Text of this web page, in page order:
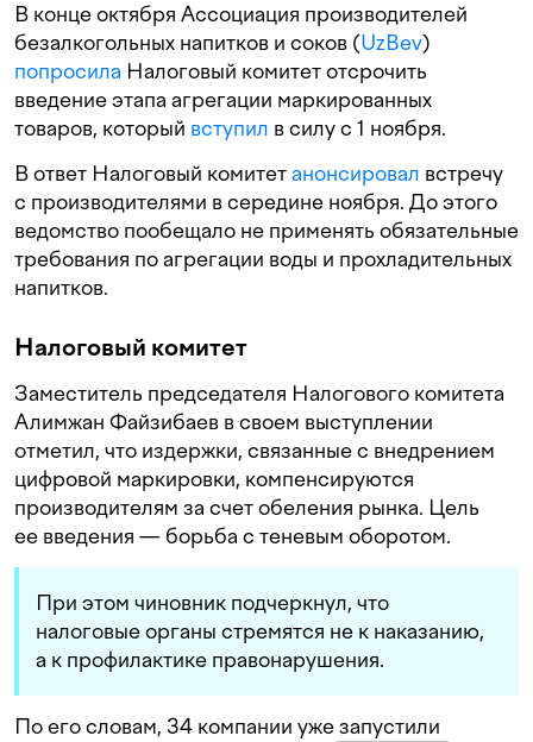
В конце октября Ассоциация производителей
безалкогольных напитков и соков (UzBev)
попросила Налоговый комитет отсрочить
введение этапа агрегации маркированных
товаров, который вступил в силу с 1 ноября.
В ответ Налоговый комитетанонсировал встречу
с производителями в середине ноября. До этого
ведомство пообещало не применять обязательные
требования по агрегации воды и прохладительных
напитков.
Налоговый комитет
Заместитель председателя Налогового комитета
Алимжан Файзибаев в своем выступлении
отметил, что издержки, связанные с внедрением
цифровой маркировки, компенсируются
производителям за счет обеления рынка. Цель
ее введения — борьба с теневым оборотом.
При этом чиновник подчеркнул, что
налоговые органы стремятся не к наказанию,
а к профилактике правонарушения.
По его словам, 34 компании уже запустили